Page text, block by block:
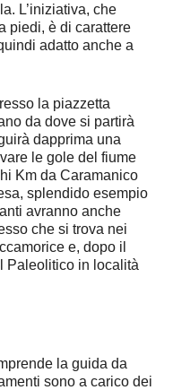
L’iniziativa, che
piedi, è di carattere
adatto anche a
la piazzetta
da dove si partirà
dapprima una
le gole del fiume
Km da Caramanico
splendido esempio
avranno anche
che si trova nei
e, dopo il
Paleolitico in località
la guida da
sono a carico dei